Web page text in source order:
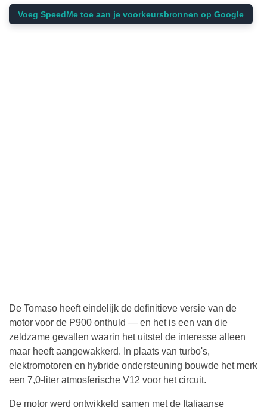
Voeg SpeedMe toe aan je voorkeursbronnen op Google
De Tomaso heeft eindelijk de definitieve versie van de
motor voor de P900 onthuld — en het is een van die
zeldzame gevallen waarin het uitstel de interesse alleen
maar heeft aangewakkerd. In plaats van turbo's,
elektromotoren en hybride ondersteuning bouwde het merk
een 7,0-liter atmosferische V12 voor het circuit.
De motor werd ontwikkeld samen met de Italiaanse